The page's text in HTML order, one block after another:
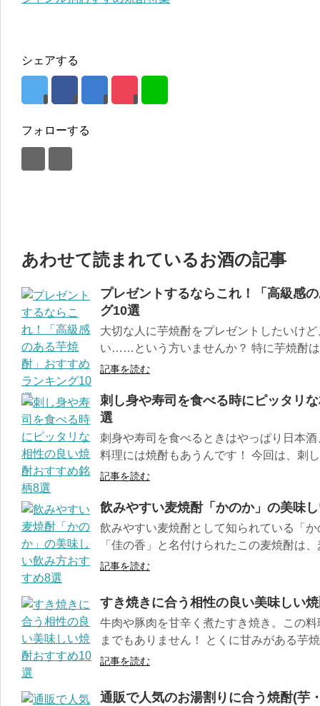
シェアする
フォローする
あわせて読まれているお酒の記事
プレゼントするならこれ！「高級感
グ10選
大切な人に芋焼酎をプレゼントしたいけ
い……という方いませんか？ 特に芋焼酎
記事を読む
刺し身や寿司を食べる時にピッタリ
選
刺身や寿司を食べるときはやっぱり日本
料理には焼酎もあうんです！ 今回は、刺
記事を読む
飲みやすい麦焼酎「かのか」の美味
飲みやすい麦焼酎として知られている「
「佳の香」と名付けられたこの麦焼酎は
記事を読む
すき焼きに合う相性の良い美味しい
牛肉や豚肉を甘辛く煮たすき焼き。この
までもありません！ とくに甘みがある芋
記事を読む
通販で人気のお湯割りに合う焼酎(芋